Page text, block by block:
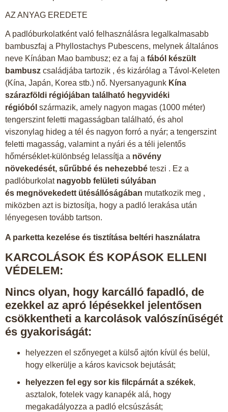
AZ ANYAG EREDETE
A padlóburkolatként való felhasználásra legalkalmasabb
bambuszfaj a Phyllostachys Pubescens, melynek általános
neve Kínában Mao bambusz; ez a faj a fából készült
bambusz családjába tartozik , és kizárólag a Távol-Keleten
(Kína, Japán, Korea stb.) nő. Nyersanyagunk Kína
szárazföldi régiójában található hegyvidéki
régióból származik, amely nagyon magas (1000 méter)
tengerszint feletti magasságban található, és ahol
viszonylag hideg a tél és nagyon forró a nyár; a tengerszint
feletti magasság, valamint a nyári és a téli jelentős
hőmérséklet-különbség lelassítja a növény
növekedését, sűrűbbé és nehezebbé teszi . Ez a
padlóburkolat nagyobb felületi súlyában
és megnövekedett ütésállóságában mutatkozik meg ,
miközben azt is biztosítja, hogy a padló lerakása után
lényegesen tovább tartson.
A parketta kezelése és tisztítása beltéri használatra
KARCOLÁSOK ÉS KOPÁSOK ELLENI
VÉDELEM:
Nincs olyan, hogy karcálló fapadló, de
ezekkel az apró lépésekkel jelentősen
csökkentheti a karcolások valószínűségét
és gyakoriságát:
helyezzen el szőnyeget a külső ajtón kívül és belül,
hogy elkerülje a káros kavicsok bejutását;
helyezzen fel egy sor kis filcpárnát a székek,
asztalok, fotelek vagy kanapék alá, hogy
megakadályozza a padló elcsúszását;